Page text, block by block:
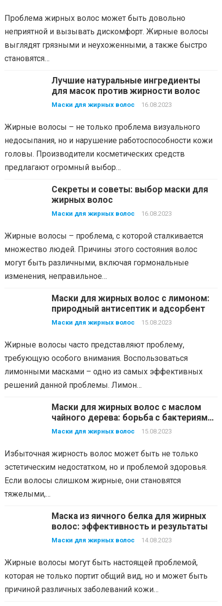
Проблема жирных волос может быть довольно
неприятной и вызывать дискомфорт. Жирные волосы
выглядят грязными и неухоженными, а также быстро
становятся…
Лучшие натуральные ингредиенты
для масок против жирности волос
Маски для жирных волос 16.08.2023
Жирные волосы – не только проблема визуального
недосыпания, но и нарушение работоспособности кожи
головы. Производители косметических средств
предлагают огромный выбор…
Секреты и советы: выбор маски для
жирных волос
Маски для жирных волос 16.08.2023
Жирные волосы – проблема, с которой сталкивается
множество людей. Причины этого состояния волос
могут быть различными, включая гормональные
изменения, неправильное…
Маски для жирных волос с лимоном:
природный антисептик и адсорбент
Маски для жирных волос 15.08.2023
Жирные волосы часто представляют проблему,
требующую особого внимания. Воспользоваться
лимонными масками – одно из самых эффективных
решений данной проблемы. Лимон…
Маски для жирных волос с маслом
чайного дерева: борьба с бактериями
и избавление от зуда
Маски для жирных волос 15.08.2023
Избыточная жирность волос может быть не только
эстетическим недостатком, но и проблемой здоровья.
Если волосы слишком жирные, они становятся
тяжелыми,…
Маска из яичного белка для жирных
волос: эффективность и результаты
Маски для жирных волос 14.08.2023
Жирные волосы могут быть настоящей проблемой,
которая не только портит общий вид, но и может быть
причиной различных заболеваний кожи…